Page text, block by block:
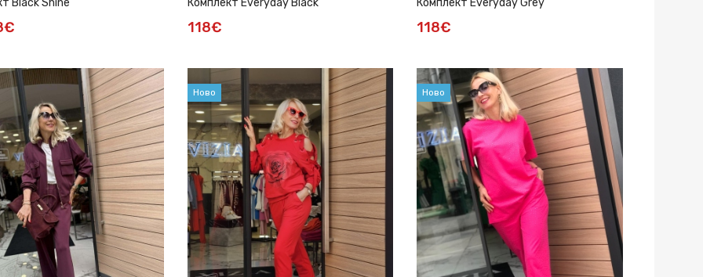
Black Shine Комплект Everyday Black
118€
Комплект Everyday Grey
118€
Ново Ново